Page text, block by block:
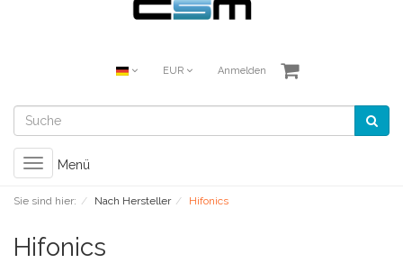
EUR Anmelden
Toggle
navigation
Menü
Sie sind hier: Nach Hersteller Hifonics
Hifonics